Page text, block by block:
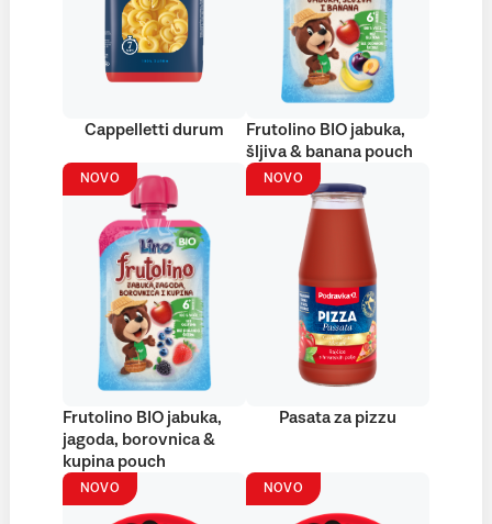
Cappelletti durum
Frutolino BIO jabuka,
šljiva & banana pouch
NOVO
Frutolino BIO jabuka,
jagoda, borovnica &
kupina pouch
NOVO
Pasata za pizzu
NOVO NOVO